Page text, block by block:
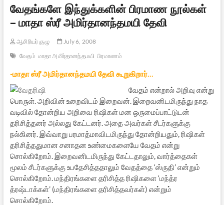
வேதங்களே இந்துக்களின் பிரமாண நூல்கள்
– மாதா ஸ்ரீ அமிர்தானந்தமயி தேவி
ஆசிரியர் குழு
July 6, 2008
வேதம் மாதா அமிர்தானந்தமயி பிரமாணம்
-மாதா ஸ்ரீ அமிர்தானந்தமயி தேவி கூறுகிறார்…
வேதம் என்றால் அறிவு என்று
பொருள். அறிவின் உறைவிடம் இறைவன். இறைவனிடமிருந்து நாத
வடிவில் தோன்றிய அறிவை ரிஷிகள் மன ஒருமைப்பாட்டுடன்
தரிசித்தனர் அல்லது கேட்டனர். அதை அவர்கள் சீடர்களுக்கு
நல்கினர். இவ்வாறு பரமாத்மாவிடமிருந்து தோன்றியதும், ரிஷிகள்
தரிசித்ததுமான சனாதன உண்மைகளையே வேதம் என்று
சொல்கிறோம். இறைவனிடமிருந்து கேட்டதாலும், வார்த்தைகள்
மூலம் சீடர்களுக்கு உபதேசித்ததாலும் வேதத்தை ‘ஸ்ருதி’ என்றும்
சொல்கிறோம். மந்திரங்களை தரிசித்த ரிஷிகளை ‘மந்த்ர
த்ரஷ்டாக்கள்’ (மந்திரங்களை தரிசித்தவர்கள்) என்றும்
சொல்கிறோம்.